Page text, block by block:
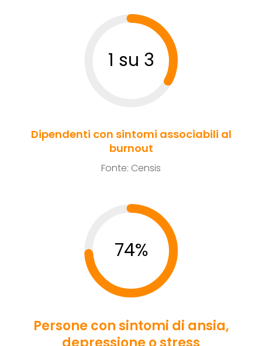
1 su 3
Dipendenti con sintomi associabili al
burnout
Fonte: Censis
74%
Persone con sintomi di ansia,